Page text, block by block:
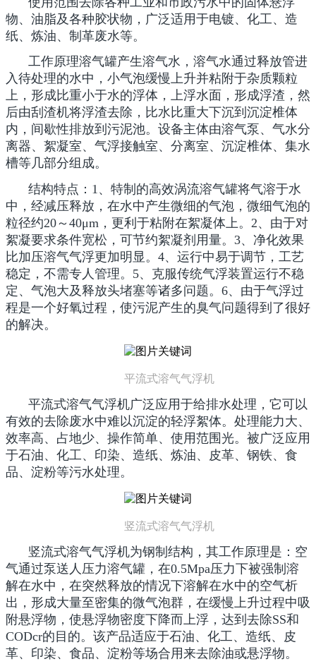
物、油脂及各种胶状物，广泛适用于电镀、化工、造
纸、炼油、制革废水等。
工作原理溶气罐产生溶气水，溶气水通过释放管进
入待处理的水中，小气泡缓慢上升并粘附于杂质颗粒
上，形成比重小于水的浮体，上浮水面，形成浮渣，然
后由刮渣机将浮渣去除，比水比重大下沉到沉淀椎体
内，间歇性排放到污泥池。设备主体由溶气泵、气水分
离器、絮凝室、气浮接触室、分离室、沉淀椎体、集水
槽等几部分组成。
结构特点：1、特制的高效涡流溶气罐将气溶于水
中，经减压释放，在水中产生微细的气泡，微细气泡的
粒径约20～40μm，更利于粘附在絮凝体上。2、由于对
絮凝要求条件宽松，可节约絮凝剂用量。3、净化效果
比加压溶气气浮更加明显。4、运行中易于调节，工艺
稳定，不需专人管理。5、克服传统气浮装置运行不稳
定、气泡大及释放头堵塞等诸多问题。6、由于气浮过
程是一个好氧过程，使污泥产生的臭气问题得到了很好
的解决。
平流式溶气气浮机
平流式溶气气浮机广泛应用于给排水处理，它可以
有效的去除废水中难以沉淀的轻浮絮体。处理能力大、
效率高、占地少、操作简单、使用范围光。被广泛应用
于石油、化工、印染、造纸、炼油、皮革、钢铁、食
品、淀粉等污水处理。
竖流式溶气气浮机
竖流式溶气气浮机为钢制结构，其工作原理是：空
气通过泵送人压力溶气罐，在0.5Mpa压力下被强制溶
解在水中，在突然释放的情况下溶解在水中的空气析
出，形成大量至密集的微气泡群，在缓慢上升过程中吸
附悬浮物，使悬浮物密度下降而上浮，达到去除SS和
CODcr的目的。该产品适应于石油、化工、造纸、皮
革、印染、食品、淀粉等场合用来去除油或悬浮物。